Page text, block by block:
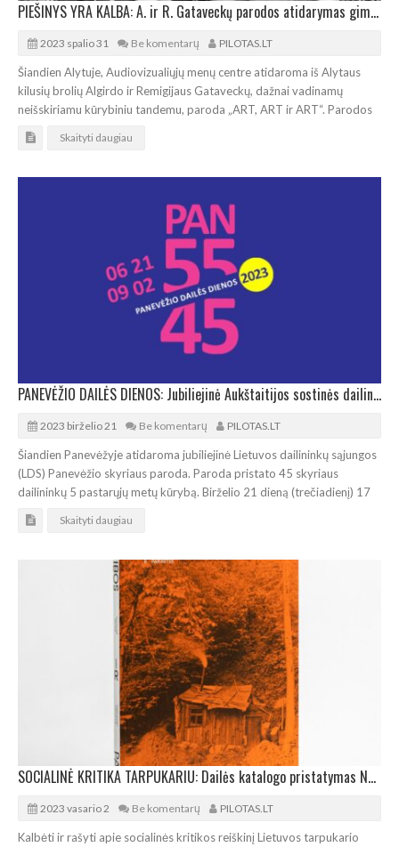
PIEŠINYS YRA KALBA: A. ir R. Gataveckų parodos atidarymas gimtajame Alytuje
2023 spalio 31 Be komentarų PILOTAS.LT
Šiandien Alytuje, Audiovizualiųjų menų centre atidaroma iš Alytaus
kilusių brolių Algirdo ir Remigijaus Gataveckų, dažnai vadinamų
neišskiriamu kūrybiniu tandemu, paroda „ART, ART ir ART“. Parodos
Skaityti daugiau
PANEVĖŽIO DAILĖS DIENOS: Jubiliejinė Aukštaitijos sostinės dailininkų paroda PAN 55-45
2023 birželio 21 Be komentarų PILOTAS.LT
Šiandien Panevėžyje atidaroma jubiliejinė Lietuvos dailininkų sąjungos
(LDS) Panevėžio skyriaus paroda. Paroda pristato 45 skyriaus
dailininkų 5 pastarųjų metų kūrybą. Birželio 21 dieną (trečiadienį) 17
Skaityti daugiau
SOCIALINĖ KRITIKA TARPUKARIU: Dailės katalogo pristatymas Nacionalinėje dailės galerijoje
2023 vasario 2 Be komentarų PILOTAS.LT
Kalbėti ir rašyti apie socialinės kritikos reiškinį Lietuvos tarpukario